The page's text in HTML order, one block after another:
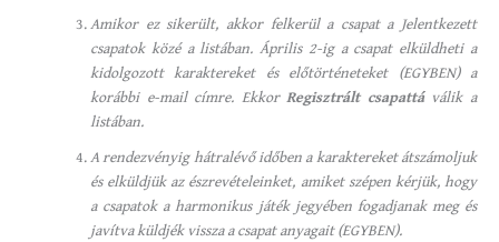
Amikor ez sikerült, akkor felkerül a csapat a Jelentkezett
csapatok közé a listában. Április 2-ig a csapat elküldheti a
kidolgozott karaktereket és előtörténeteket (EGYBEN) a
korábbi e-mail címre. EkkorRegisztrált csapattáválik a
listában.
A rendezvényig hátralévő időben a karaktereket átszámoljuk
és elküldjük az észrevételeinket, amiket szépen kérjük, hogy
a csapatok a harmonikus játék jegyében fogadjanak meg és
javítva küldjék vissza a csapat anyagait (EGYBEN).